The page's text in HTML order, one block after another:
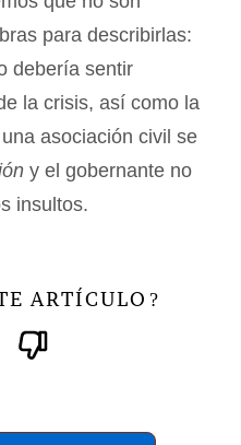
para describirlas:
debería sentir
la crisis, así como la
asociación civil se
y el gobernante no
insultos.
ARTÍCULO ?